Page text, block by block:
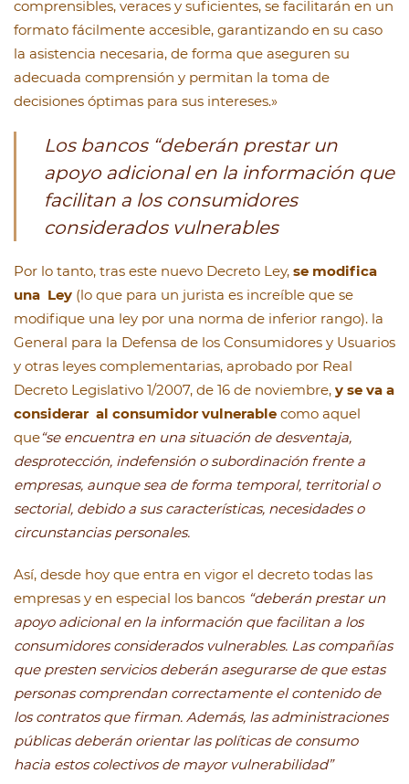
comprensibles, veraces y suficientes, se facilitarán en un
formato fácilmente accesible, garantizando en su caso
la asistencia necesaria, de forma que aseguren su
adecuada comprensión y permitan la toma de
decisiones óptimas para sus intereses.»
Los bancos “deberán prestar un
apoyo adicional en la información que
facilitan a los consumidores
considerados vulnerables
Por lo tanto, tras este nuevo Decreto Ley, se modifica
una Ley (lo que para un jurista es increíble que se
modifique una ley por una norma de inferior rango). la
General para la Defensa de los Consumidores y Usuarios
y otras leyes complementarias, aprobado por Real
Decreto Legislativo 1/2007, de 16 de noviembre, y se va a
considerar al consumidor vulnerable como aquel
que“se encuentra en una situación de desventaja,
desprotección, indefensión o subordinación frente a
empresas, aunque sea de forma temporal, territorial o
sectorial, debido a sus características, necesidades o
circunstancias personales.
Así, desde hoy que entra en vigor el decreto todas las
empresas y en especial los bancos “deberán prestar un
apoyo adicional en la información que facilitan a los
consumidores considerados vulnerables. Las compañías
que presten servicios deberán asegurarse de que estas
personas comprendan correctamente el contenido de
los contratos que firman. Además, las administraciones
públicas deberán orientar las políticas de consumo
hacia estos colectivos de mayor vulnerabilidad”